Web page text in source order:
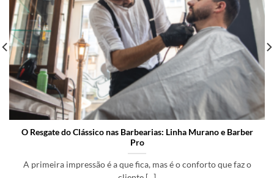
O Resgate do Clássico nas Barbearias: Linha Murano e Barber
Pro
A primeira impressão é a que fica, mas é o conforto que faz o